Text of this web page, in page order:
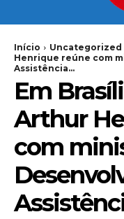
Início Uncategorized
Henrique reúne com
Assistência...
Em
Arthur
com